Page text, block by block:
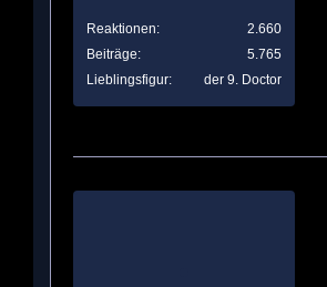
Reaktionen
2.660
Beiträge
5.765
Lieblingsfigur
der 9. Doctor